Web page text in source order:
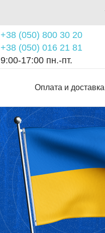
+38 (050) 800 30 20
+38 (050) 016 21 81
9:00-17:00 пн.-пт.
Оплата и доставка